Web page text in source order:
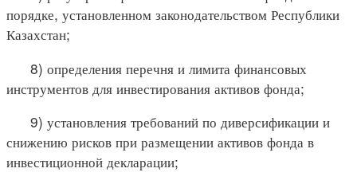
порядке, установленном законодательством Республики
Казахстан;
8) определения перечня и лимита финансовых
инструментов для инвестирования активов фонда;
9) установления требований по диверсификации и
снижению рисков при размещении активов фонда в
инвестиционной декларации;